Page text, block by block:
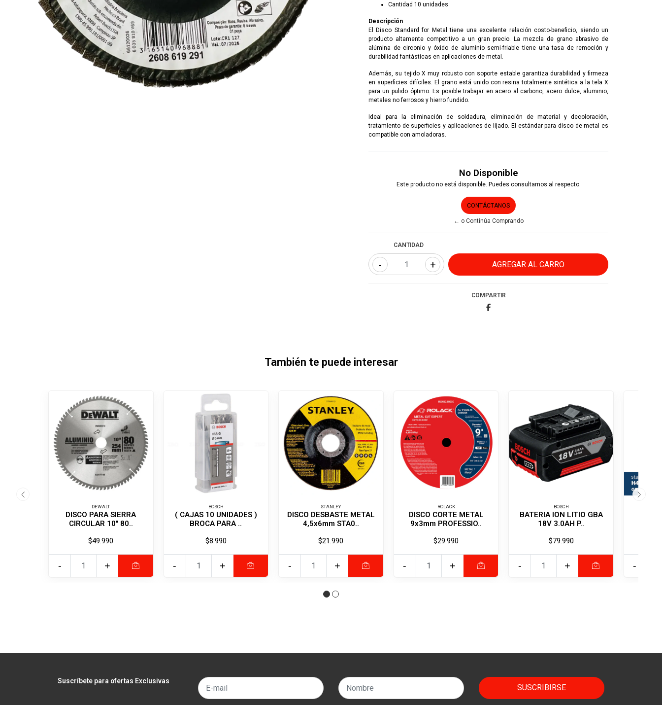
Cantidad 10 unidades
Descripción
El Disco Standard for Metal tiene una excelente relación costo-beneficio, siendo un
producto altamente competitivo a un gran precio. La mezcla de grano abrasivo de
alúmina de circonio y óxido de aluminio semi-friable tiene una tasa de remoción y
durabilidad fantásticas en aplicaciones de metal.
Además, su tejido X muy robusto con soporte estable garantiza durabilidad y firmeza
en superficies difíciles. El grano está unido con resina totalmente sintética a la tela X
para un pulido óptimo. Es posible trabajar en acero al carbono, acero dulce, aluminio,
metales no ferrosos y hierro fundido.
Ideal para la eliminación de soldadura, eliminación de material y decoloración,
tratamiento de superficies y aplicaciones de lijado. El estándar para disco de metal es
compatible con amoladoras.
No Disponible
Este producto no está disponible. Puedes consultarnos al respecto.
CONTÁCTANOS
← o Continúa Comprando
CANTIDAD
+
-
COMPARTIR
También te puede interesar
DEWALT
DISCO PARA SIERRA
CIRCULAR 10" 80..
$49.990
+
-
BOSCH
( CAJAS 10 UNIDADES )
BROCA PARA ..
$8.990
+
-
STANLEY
DISCO DESBASTE METAL
4,5x6mm STA0..
$21.990
+
-
ROLACK
DISCO CORTE METAL
9x3mm PROFESSIO..
$29.990
+
-
BOSCH
BATERIA ION LITIO GBA
18V 3.0AH P..
$79.990
+
- -
Suscríbete para ofertas Exclusivas
SUSCRIBIRSE